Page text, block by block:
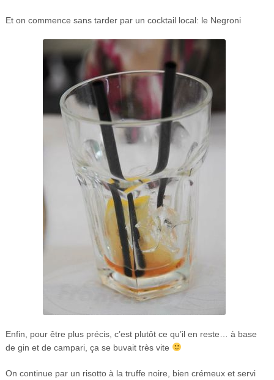
Et on commence sans tarder par un cocktail local: le Negroni
Enfin, pour être plus précis, c’est plutôt ce qu’il en reste… à base
de gin et de campari, ça se buvait très vite
On continue par un risotto à la truffe noire, bien crémeux et servi